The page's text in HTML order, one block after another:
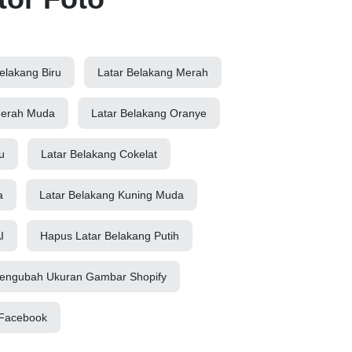
Biru Latar Belakang Merah
Muda Latar Belakang Oranye
Latar Belakang Cokelat
Latar Belakang Kuning Muda
Hapus Latar Belakang Putih
Ukuran Gambar Shopify